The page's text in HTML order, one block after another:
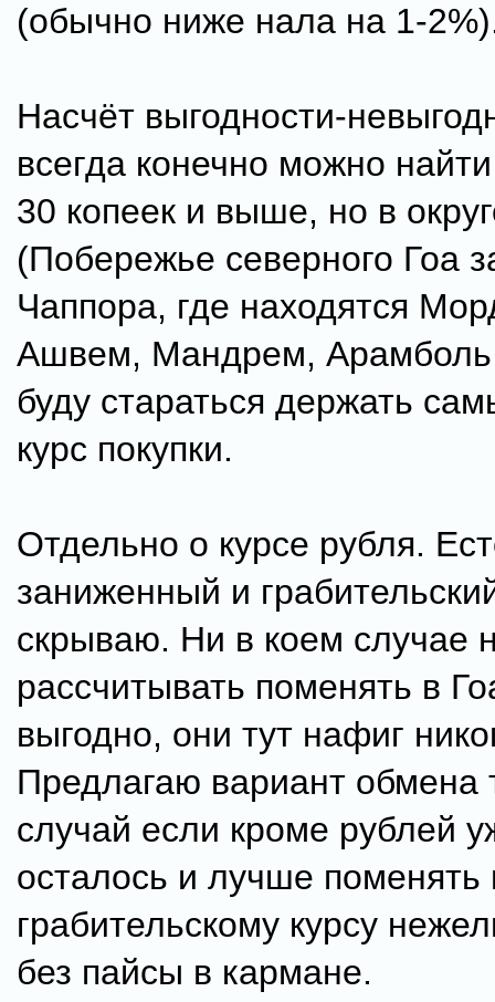
(обычно ниже нала на 1-
Насчёт выгодности-
всегда конечно можно
30 копеек и выше, но в
(Побережье северного Гоа
Чаппора, где находятся
Ашвем, Мандрем,
буду стараться держать
курс покупки.
Отдельно о курсе рубля.
заниженный и
скрываю. Ни в коем случае
рассчитывать поменять в
выгодно, они тут нафиг
Предлагаю вариант обмена
случай если кроме рублей
осталось и лучше поменять
грабительскому курсу
без пайсы в кармане.